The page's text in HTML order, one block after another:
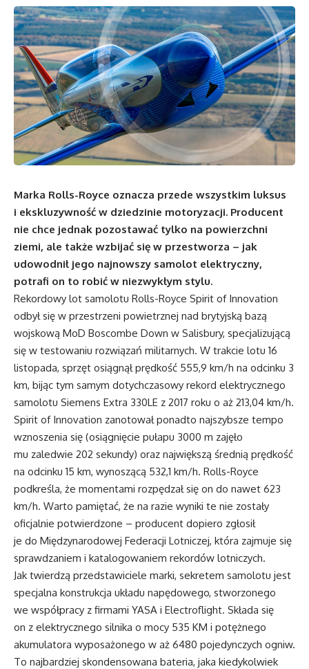
Marka Rolls-Royce oznacza przede wszystkim luksus
i ekskluzywność w dziedzinie motoryzacji. Producent
nie chce jednak pozostawać tylko na powierzchni
ziemi, ale także wzbijać się w przestworza – jak
udowodnił jego najnowszy samolot elektryczny,
potrafi on to robić w niezwykłym stylu.
Rekordowy lot samolotu Rolls-Royce Spirit of Innovation
odbył się w przestrzeni powietrznej nad brytyjską bazą
wojskową MoD Boscombe Down w Salisbury, specjalizującą
się w testowaniu rozwiązań militarnych. W trakcie lotu 16
listopada, sprzęt osiągnął prędkość 555,9 km/h na odcinku 3
km, bijąc tym samym dotychczasowy rekord elektrycznego
samolotu Siemens Extra 330LE z 2017 roku o aż 213,04 km/h.
Spirit of Innovation zanotował ponadto najszybsze tempo
wznoszenia się (osiągnięcie pułapu 3000 m zajęło
mu zaledwie 202 sekundy) oraz największą średnią prędkość
na odcinku 15 km, wynoszącą 532,1 km/h. Rolls-Royce
podkreśla, że momentami rozpędzał się on do nawet 623
km/h. Warto pamiętać, że na razie wyniki te nie zostały
oficjalnie potwierdzone – producent dopiero zgłosił
je do Międzynarodowej Federacji Lotniczej, która zajmuje się
sprawdzaniem i katalogowaniem rekordów lotniczych.
Jak twierdzą przedstawiciele marki, sekretem samolotu jest
specjalna konstrukcja układu napędowego, stworzonego
we współpracy z firmami YASA i Electroflight. Składa się
on z elektrycznego silnika o mocy 535 KM i potężnego
akumulatora wyposażonego w aż 6480 pojedynczych ogniw.
To najbardziej skondensowana bateria, jaka kiedykolwiek